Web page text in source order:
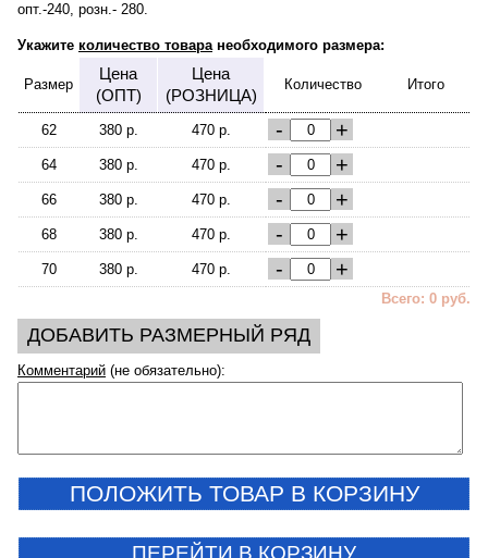
опт.-240, розн.- 280.
Укажите количество товаранеобходимого размера:
Размер
Цена
(ОПТ)
Цена
(РОЗНИЦА)
Количество Итого
62 380 р. 470 р. - +
64 380 р. 470 р. - +
66 380 р. 470 р. - +
68 380 р. 470 р. - +
70 380 р. 470 р. - +
Всего: 0 руб.
ДОБАВИТЬ РАЗМЕРНЫЙ РЯД
Комментарий (не обязательно):
ПОЛОЖИТЬ ТОВАР В КОРЗИНУ
ПЕРЕЙТИ В КОРЗИНУ